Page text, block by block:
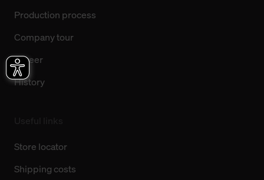
Production process
Company tour
Career
History
Store locator
Shipping costs